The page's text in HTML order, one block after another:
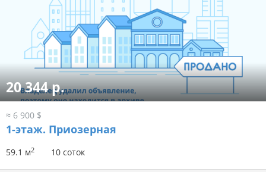
20 344 р.
≈ 6 900 $
1-этаж. Приозерная
59.1 м2 10 соток